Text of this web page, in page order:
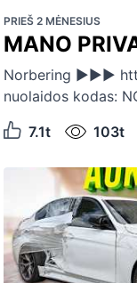
PRIEŠ 2 MĖNESIUS
MANO
Norbering ►►►
nuolaidos kodas:
7.1t
103t